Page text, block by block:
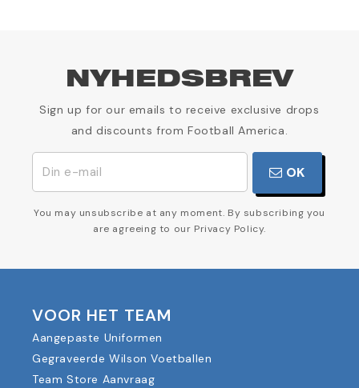
NYHEDSBREV
Sign up for our emails to receive exclusive drops
and discounts from Football America.
OK
You may unsubscribe at any moment. By subscribing you
are agreeing to our Privacy Policy.
VOOR HET TEAM
Aangepaste Uniformen
Gegraveerde Wilson Voetballen
Team Store Aanvraag